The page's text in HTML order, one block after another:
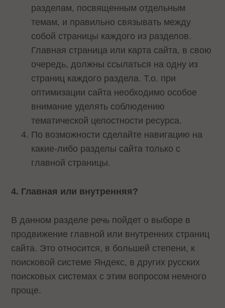
разделам, посвященным отдельным
темам, и правильно связывать между
собой страницы каждого из разделов.
Главная страница или карта сайта, в свою
очередь, должны ссылаться на одну из
страниц каждого раздела. Т.о. при
оптимизации сайта необходимо особое
внимание уделять соблюдению
тематической целостности ресурса.
По возможности сделайте навигацию на
какие-либо разделы сайта только с
главной страницы.
4. Главная или внутренняя?
В данном разделе речь пойдет о выборе в
продвижение главной или внутренних страниц
сайта. Это относится, в большей степени, к
поисковой системе Яндекс, в других русских
поисковых системах с этим вопросом немного
проще.